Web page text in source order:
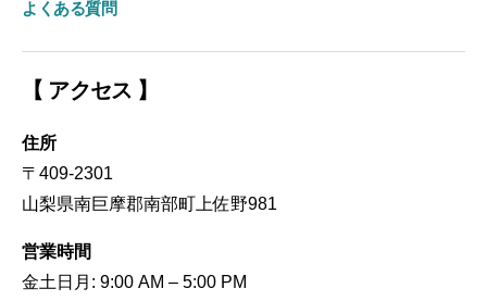
よくある質問
【 アクセス 】
住所
〒409-2301
山梨県南巨摩郡南部町上佐野981
営業時間
金土日月: 9:00 AM – 5:00 PM